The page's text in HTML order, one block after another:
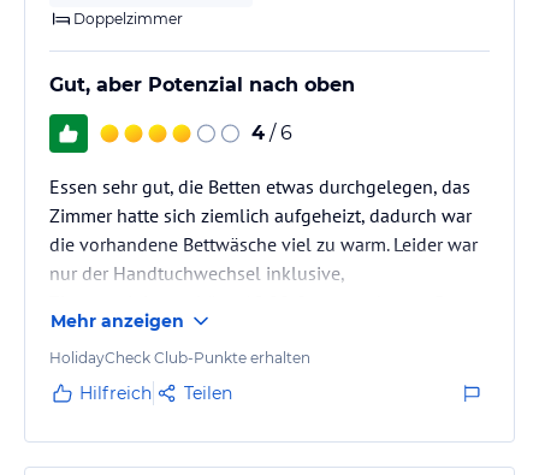
Doppelzimmer
Gut, aber Potenzial nach oben
4 / 6
Essen sehr gut, die Betten etwas durchgelegen, das
Zimmer hatte sich ziemlich aufgeheizt, dadurch war
die vorhandene Bettwäsche viel zu warm. Leider war
nur der Handtuchwechsel inklusive,
war das einzige Manko.
Mehr anzeigen
HolidayCheck Club-Punkte erhalten
Hilfreich Teilen